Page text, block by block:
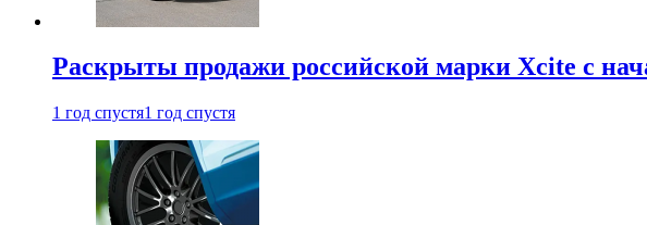
Раскрыты продажи российской марки Xcite с
1 год спустя1 год спустя